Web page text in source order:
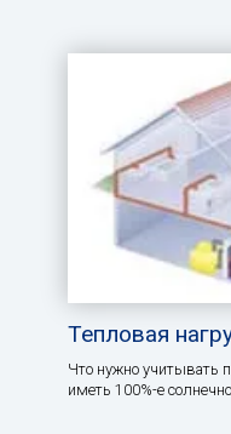
Тепловая
Что нужно учитывать
иметь 100%-е